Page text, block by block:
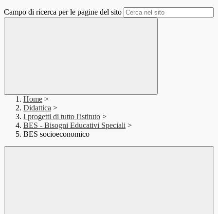
Campo di ricerca per le pagine del sito
Home >
Didattica >
I progetti di tutto l'istituto >
BES - Bisogni Educativi Speciali >
BES socioeconomico